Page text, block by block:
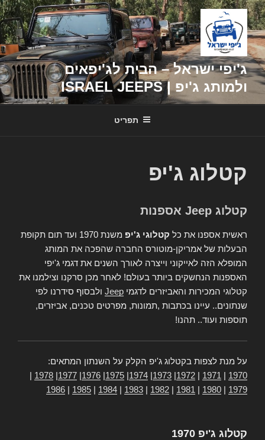
דילוג
לתוכן
ג'יפי ישראל – הבית לג'יפאים
ולמותג ג'יפ | ISRAEL JEEPS
תפריט
קטלוג ג'יפ
קטלוג Jeep אספנות
ראשית אספנו את כל קטלוגי ג'יפ
משנת 1970 ועד תום תקופת
הבעלות של אמריקן-מוטורס החברה שהפכה את המותג
המופלא הזה לאייקוני וייצרה לאורך השנים את דגמי ג'יפי
האספנות הנחשקים ביותר בעולם! לאחר מכן סרקנו וצילמנו את
קטלוגי המכירות והאביזרים לדגמי Jeep ולבסוף סידרנו לפי
שנתונים.. עיינו בכתבות ,תמונות, מפרטים טכנים, אביזרים,
תוספות ועוד.. תהנו!
על מנת לצפות בקטלוג ג'יפ הקלק על השנתון המתאים:
1970
1971
1972
1973
1974
1975
1976
1977
1978
1979
1980
1981
1982
1983
1984
1985
1986
קטלוג ג'יפ 1970